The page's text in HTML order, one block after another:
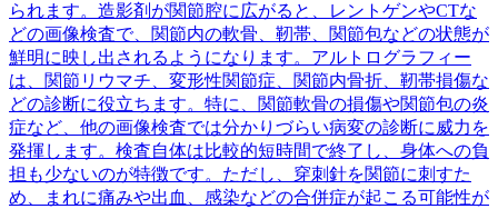
られます。造影剤が関節腔に広がると、レントゲンやCTな
どの画像検査で、関節内の軟骨、靭帯、関節包などの状態が
鮮明に映し出されるようになります。アルトログラフィー
は、関節リウマチ、変形性関節症、関節内骨折、靭帯損傷な
どの診断に役立ちます。特に、関節軟骨の損傷や関節包の炎
症など、他の画像検査では分かりづらい病変の診断に威力を
発揮します。検査自体は比較的短時間で終了し、身体への負
担も少ないのが特徴です。ただし、穿刺針を関節に刺すた
め、まれに痛みや出血、感染などの合併症が起こる可能性が